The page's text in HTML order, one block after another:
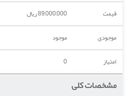
قیمت
89,000,000 ریال
موجودی
موجود
امتیاز
0
مشخصات کلی